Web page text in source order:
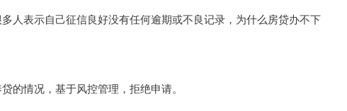
表示自己征信良好没有任何逾期或不良记录，为什么房贷办不下
情况，基于风控管理，拒绝申请。